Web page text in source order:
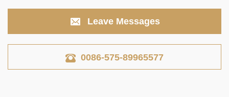
Leave Messages
0086-575-89965577